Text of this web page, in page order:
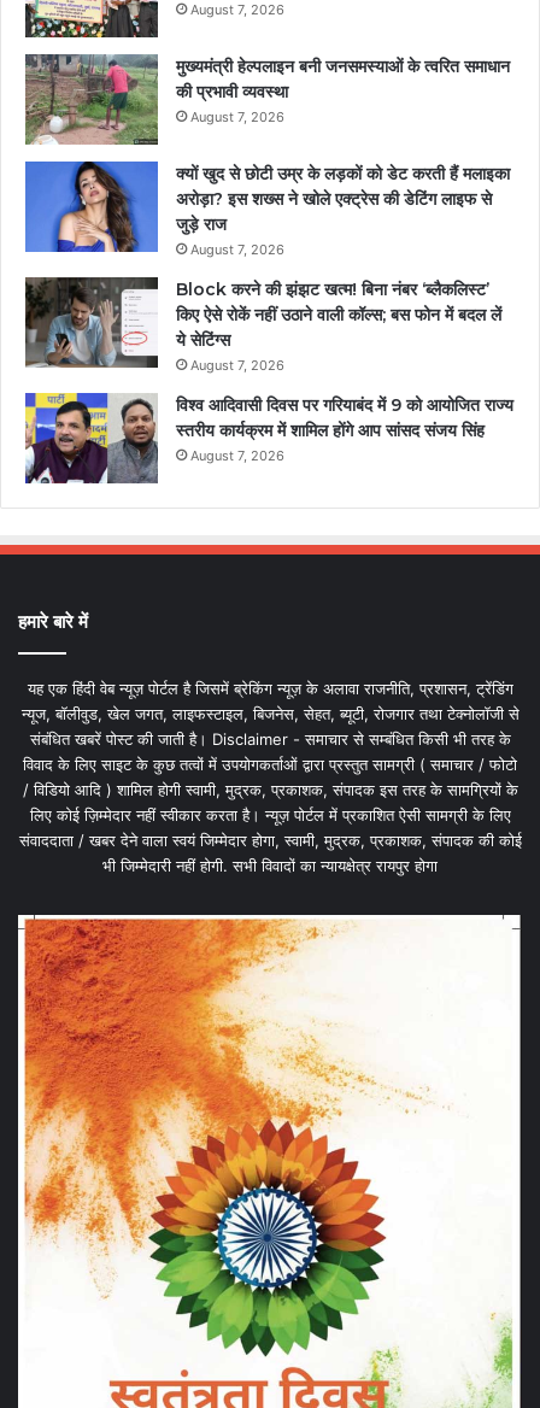
August 7, 2026
मुख्यमंत्री हेल्पलाइन बनी जनसमस्याओं के त्वरित समाधान
की प्रभावी व्यवस्था
August 7, 2026
क्यों खुद से छोटी उम्र के लड़कों को डेट करती हैं मलाइका
अरोड़ा? इस शख्स ने खोले एक्ट्रेस की डेटिंग लाइफ से
जुड़े राज
August 7, 2026
Block करने की झंझट खत्म! बिना नंबर ‘ब्लैकलिस्ट’
किए ऐसे रोकें नहीं उठाने वाली कॉल्स; बस फोन में बदल लें
ये सेटिंग्स
August 7, 2026
विश्व आदिवासी दिवस पर गरियाबंद में 9 को आयोजित राज्य
स्तरीय कार्यक्रम में शामिल होंगे आप सांसद संजय सिंह
August 7, 2026
हमारे बारे में
यह एक हिंदी वेब न्यूज़ पोर्टल है जिसमें ब्रेकिंग न्यूज़ के अलावा राजनीति, प्रशासन, ट्रेंडिंग
न्यूज, बॉलीवुड, खेल जगत, लाइफस्टाइल, बिजनेस, सेहत, ब्यूटी, रोजगार तथा टेक्नोलॉजी से
संबंधित खबरें पोस्ट की जाती है। Disclaimer - समाचार से सम्बंधित किसी भी तरह के
विवाद के लिए साइट के कुछ तत्वों में उपयोगकर्ताओं द्वारा प्रस्तुत सामग्री ( समाचार / फोटो
/ विडियो आदि ) शामिल होगी स्वामी, मुद्रक, प्रकाशक, संपादक इस तरह के सामग्रियों के
लिए कोई ज़िम्मेदार नहीं स्वीकार करता है। न्यूज़ पोर्टल में प्रकाशित ऐसी सामग्री के लिए
संवाददाता / खबर देने वाला स्वयं जिम्मेदार होगा, स्वामी, मुद्रक, प्रकाशक, संपादक की कोई
भी जिम्मेदारी नहीं होगी. सभी विवादों का न्यायक्षेत्र रायपुर होगा